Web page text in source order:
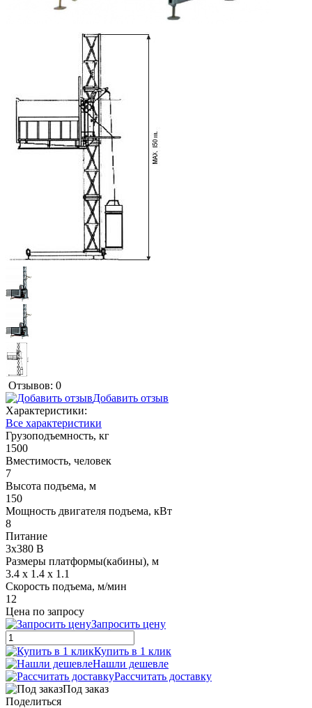
Отзывов: 0
Добавить отзыв
Характеристики:
Все характеристики
Грузоподъемность, кг
1500
Вместимость, человек
7
Высота подъема, м
150
Мощность двигателя подъема, кВт
8
Питание
3x380 В
Размеры платформы(кабины), м
3.4 х 1.4 х 1.1
Скорость подъема, м/мин
12
Цена по запросу
Запросить цену
Купить в 1 клик
Нашли дешевле
Рассчитать доставку
Под заказ
Поделиться